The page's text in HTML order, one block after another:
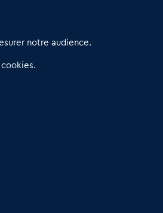
au service du commerce de
notre audience.